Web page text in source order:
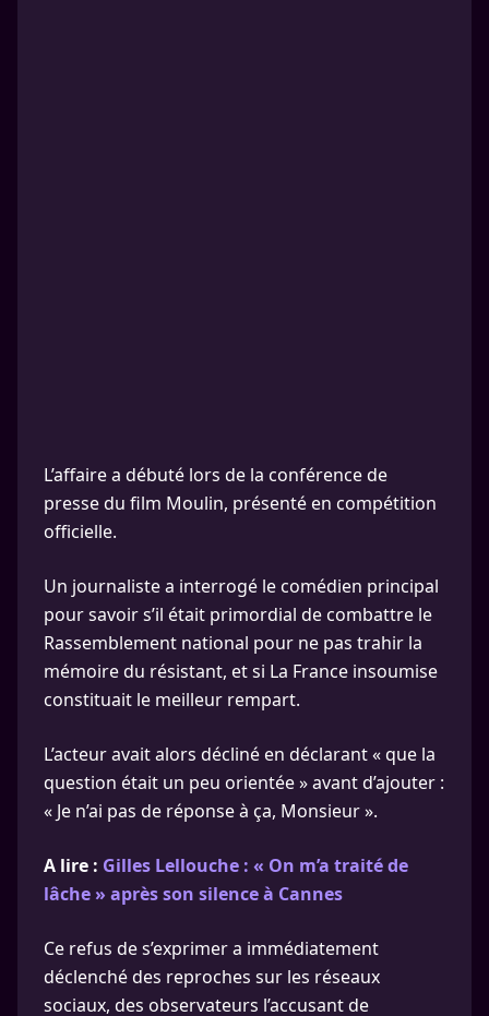
L’affaire a débuté lors de la conférence de
presse du film Moulin, présenté en compétition
officielle.
Un journaliste a interrogé le comédien principal
pour savoir s’il était primordial de combattre le
Rassemblement national pour ne pas trahir la
mémoire du résistant, et si La France insoumise
constituait le meilleur rempart.
L’acteur avait alors décliné en déclarant « que la
question était un peu orientée » avant d’ajouter :
« Je n’ai pas de réponse à ça, Monsieur ».
A lire : Gilles Lellouche : « On m’a traité de
lâche » après son silence à Cannes
Ce refus de s’exprimer a immédiatement
déclenché des reproches sur les réseaux
sociaux, des observateurs l’accusant de